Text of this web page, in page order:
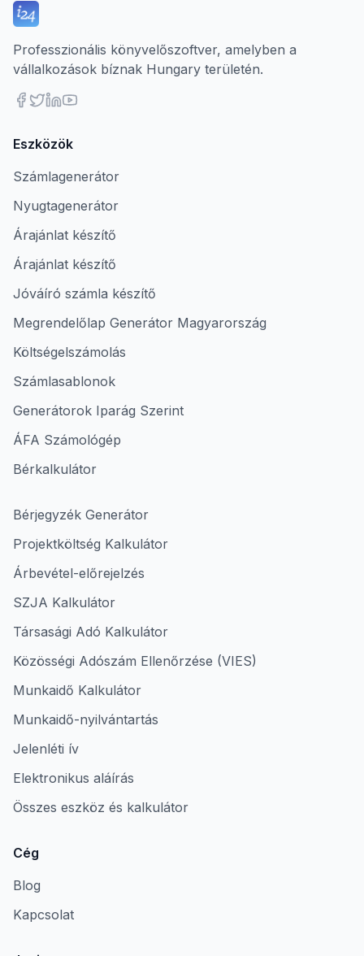
Professzionális könyvelőszoftver, amelyben a
vállalkozások bíznak Hungary területén.
Eszközök
Számlagenerátor
Nyugtagenerátor
Árajánlat készítő
Árajánlat készítő
Jóváíró számla készítő
Megrendelőlap Generátor Magyarország
Költségelszámolás
Számlasablonok
Generátorok Iparág Szerint
ÁFA Számológép
Bérkalkulátor
Bérjegyzék Generátor
Projektköltség Kalkulátor
Árbevétel-előrejelzés
SZJA Kalkulátor
Társasági Adó Kalkulátor
Közösségi Adószám Ellenőrzése (VIES)
Munkaidő Kalkulátor
Munkaidő-nyilvántartás
Jelenléti ív
Elektronikus aláírás
Összes eszköz és kalkulátor
Cég
Blog
Kapcsolat